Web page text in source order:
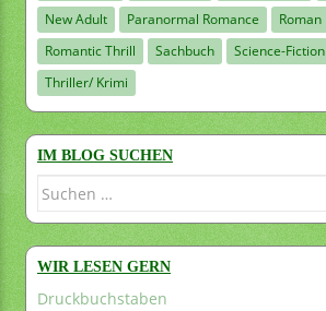
New Adult
Paranormal Romance Roman
Romantic Thrill
Sachbuch
Science-Fiction
Thriller/ Krimi
IM BLOG SUCHEN
Suchen
WIR LESEN GERN
Druckbuchstaben